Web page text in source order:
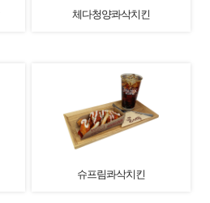
체다청양콰삭치킨
슈프림콰삭치킨